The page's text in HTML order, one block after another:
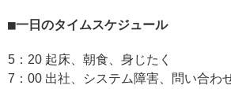
一日のタイムスケジュール
5：20 起床、朝食、身じたく
7：00 出社、システム障害、問い合わ